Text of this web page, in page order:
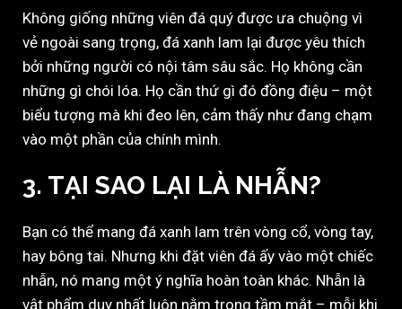
Không giống những viên đá quý được ưa chuộng vì
vẻ ngoài sang trọng, đá xanh lam lại được yêu thích
bởi những người có nội tâm sâu sắc. Họ không cần
những gì chói lóa. Họ cần thứ gì đó đồng điệu – một
biểu tượng mà khi đeo lên, cảm thấy như đang chạm
vào một phần của chính mình.
3. TẠI SAO LẠI LÀ NHẪN?
Bạn có thể mang đá xanh lam trên vòng cổ, vòng tay,
hay bông tai. Nhưng khi đặt viên đá ấy vào một chiếc
nhẫn, nó mang một ý nghĩa hoàn toàn khác. Nhẫn là
vật phẩm duy nhất luôn nằm trong tầm mắt – mỗi khi